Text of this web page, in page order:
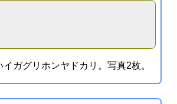
ガグリホンヤドカリ。写真2枚。